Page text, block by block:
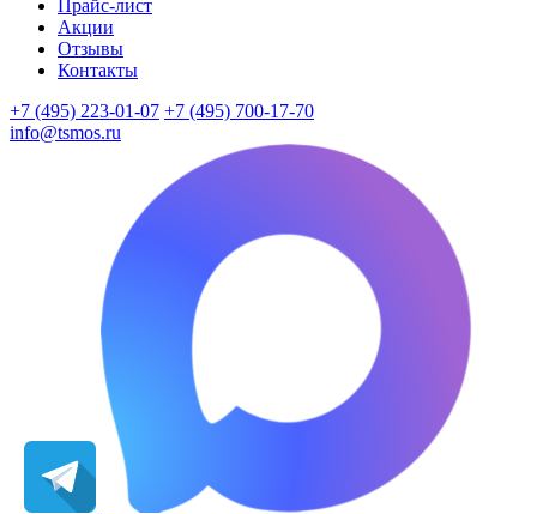
Прайс-лист
Акции
Отзывы
Контакты
+7 (495) 223-01-07 +7 (495) 700-17-70
info@tsmos.ru